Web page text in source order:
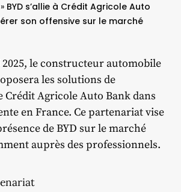
» BYD s’allie à Crédit Agricole Auto
son offensive sur le marché
le constructeur automobile
les solutions de
Crédit Agricole Auto Bank dans
en France. Ce partenariat vise
de BYD sur le marché
auprès des professionnels.